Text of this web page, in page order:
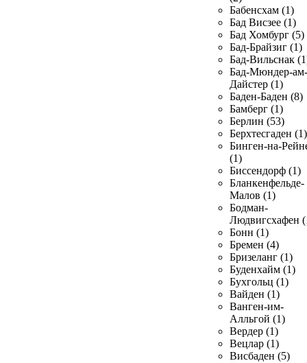
Бабенсхам (1)
Бад Висзее (1)
Бад Хомбург (5)
Бад-Брайзиг (1)
Бад-Вильснак
Бад-Мюндер-ам-
Дайстер (1)
Баден-Баден (8)
Бамберг (1)
Берлин (53)
Берхтесгаден (1)
Бинген-на-
(1)
Биссендорф (1)
Бланкенфельде-
Малов (1)
Бодман-
Людвигсхафен
Бонн (1)
Бремен (4)
Бризеланг (1)
Буденхайм (1)
Бухгольц (1)
Вайден (1)
Ванген-им-
Алльгой (1)
Вердер (1)
Вецлар (1)
Висбаден (5)